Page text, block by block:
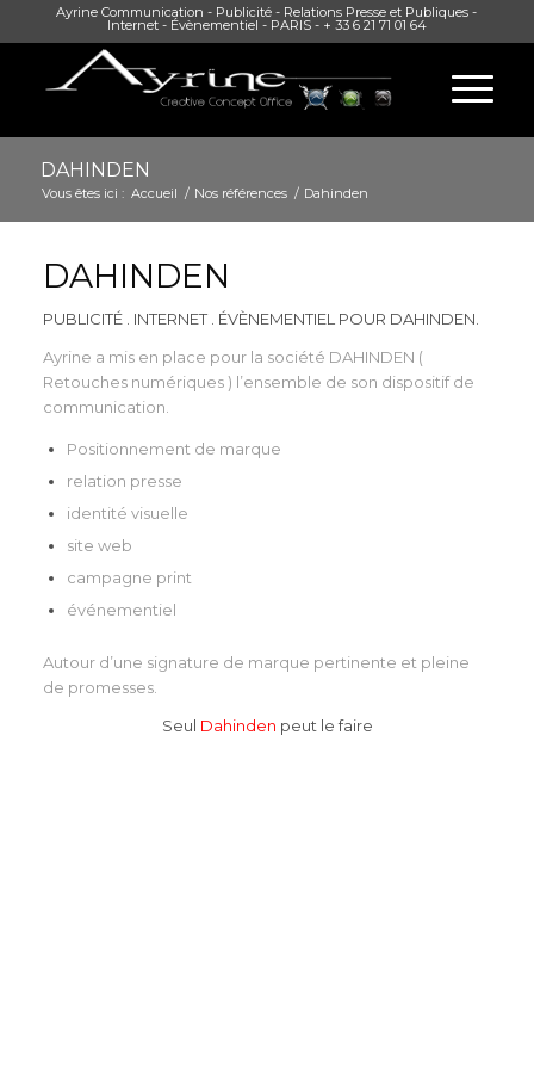
Ayrine Communication - Publicité - Relations Presse et Publiques -
Internet - Évènementiel - PARIS - + 33 6 21 71 01 64
DAHINDEN
Vous êtes ici : Accueil / Nos références / Dahinden
DAHINDEN
PUBLICITÉ . INTERNET . ÉVÈNEMENTIEL POUR DAHINDEN.
Ayrine a mis en place pour la société DAHINDEN (
Retouches numériques ) l’ensemble de son dispositif de
communication.
Positionnement de marque
relation presse
identité visuelle
site web
campagne print
événementiel
Autour d’une signature de marque pertinente et pleine
de promesses.
Seul Dahinden peut le faire